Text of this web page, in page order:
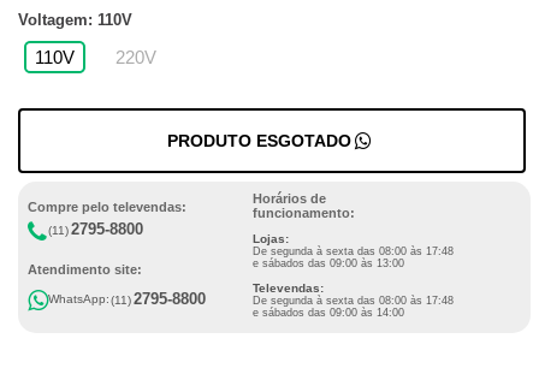
Voltagem: 110V
110V 220V
PRODUTO ESGOTADO
Compre pelo televendas:
(11)2795-8800
Atendimento site:
WhatsApp:(11)2795-8800
Horários de
funcionamento:
Lojas:
De segunda à sexta das 08:00 às 17:48
e sábados das 09:00 às 13:00
Televendas:
De segunda à sexta das 08:00 às 17:48
e sábados das 09:00 às 14:00